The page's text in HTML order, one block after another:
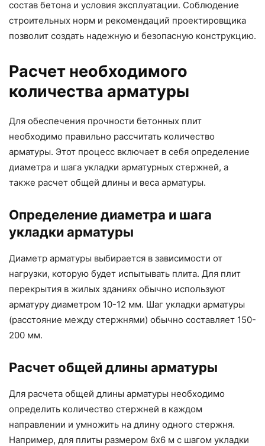
состав бетона и условия эксплуатации. Соблюдение
строительных норм и рекомендаций проектировщика
позволит создать надежную и безопасную конструкцию.
Расчет необходимого
количества арматуры
Для обеспечения прочности бетонных плит
необходимо правильно рассчитать количество
арматуры. Этот процесс включает в себя определение
диаметра и шага укладки арматурных стержней, а
также расчет общей длины и веса арматуры.
Определение диаметра и шага
укладки арматуры
Диаметр арматуры выбирается в зависимости от
нагрузки, которую будет испытывать плита. Для плит
перекрытия в жилых зданиях обычно используют
арматуру диаметром 10-12 мм. Шаг укладки арматуры
(расстояние между стержнями) обычно составляет 150-
200 мм.
Расчет общей длины арматуры
Для расчета общей длины арматуры необходимо
определить количество стержней в каждом
направлении и умножить на длину одного стержня.
Например, для плиты размером 6х6 м с шагом укладки